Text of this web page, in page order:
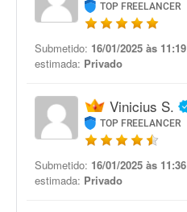
TOP FREELANCER
Submetido: 16/01/2025 às 11:19
estimada: Privado
Vinicius S.
TOP FREELANCER
Submetido: 16/01/2025 às 11:36
estimada: Privado